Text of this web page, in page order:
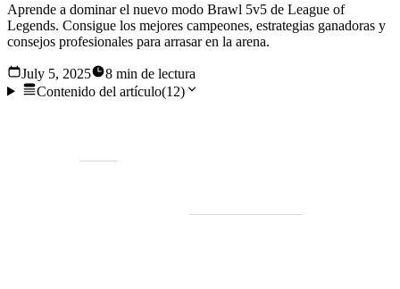
Aprende a dominar el nuevo modo Brawl 5v5 de League of
Legends. Consigue los mejores campeones, estrategias ganadoras y
consejos profesionales para arrasar en la arena.
July 5, 2025
8 min de lectura
Contenido del artículo(12)